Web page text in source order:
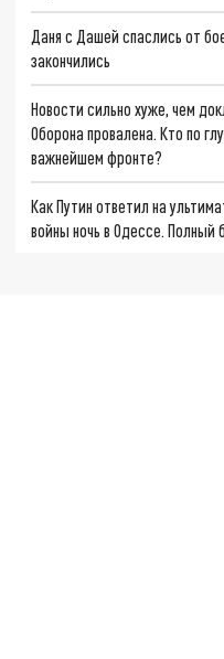
Даня с Дашей спаслись от
закончились
Новости сильно хуже, чем
Оборона провалена. Кто по
важнейшем фронте?
Как Путин ответил на
войны ночь в Одессе. Полный